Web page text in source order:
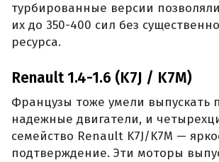
турбированные версии
их до 350-400 сил без
ресурса.
Renault 1.4-1.6 (K7J / K7M)
Французы тоже умели выпускать
надежные двигатели, и
семейство Renault K7J/K7M —
подтверждение. Эти моторы